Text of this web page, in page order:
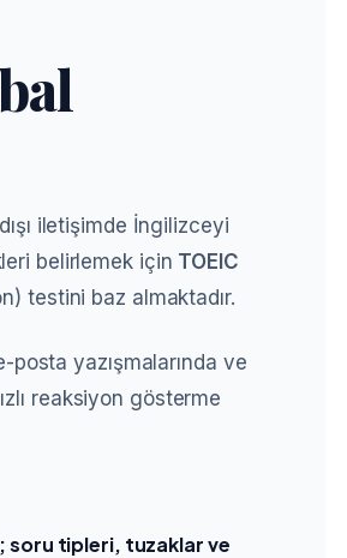
iletişimde İngilizceyi
belirlemek için TOEIC
testini baz almaktadır.
yazışmalarında ve
reaksiyon gösterme
soru tipleri, tuzaklar ve